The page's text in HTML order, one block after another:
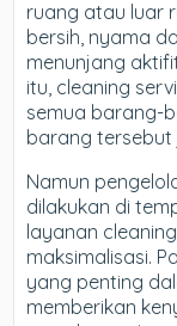
ruang atau luar
bersih, nyama
menunjang
itu, cleaning
semua barang-
barang tersebut
Namun
dilakukan di
layanan
maksimalisasi.
yang penting
memberikan